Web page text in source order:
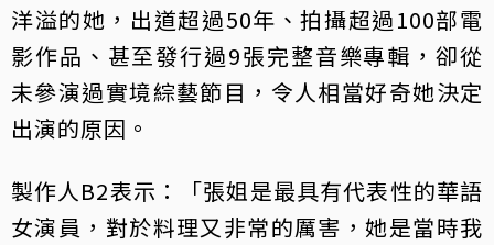
洋溢的她，出道超過50年、拍攝超過100部電
影作品、甚至發行過9張完整音樂專輯，卻從
未參演過實境綜藝節目，令人相當好奇她決定
出演的原因。
製作人B2表示：「張姐是最具有代表性的華語
女演員，對於料理又非常的厲害，她是當時我